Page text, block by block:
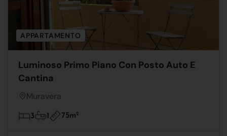
APPARTAMENTO
Luminoso Primo Piano Con Posto Auto E
Cantina
Muravera
3 1 75m2